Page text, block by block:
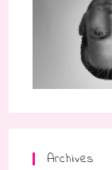
Archives